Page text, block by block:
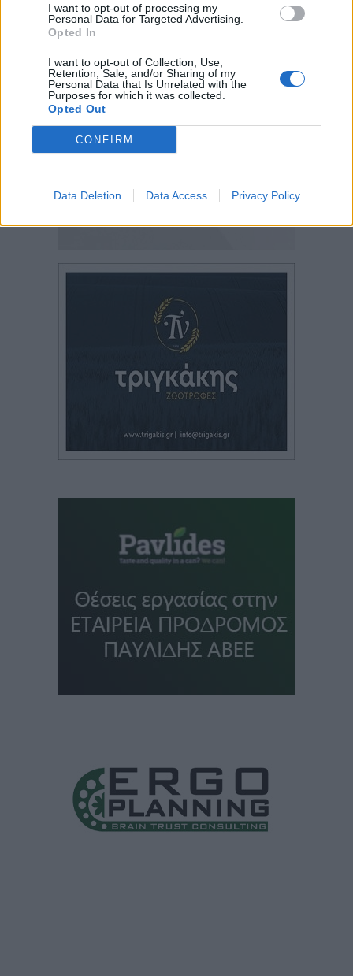
I want to opt-out of processing my
Personal Data for Targeted Advertising.
Opted In
I want to opt-out of Collection, Use,
Retention, Sale, and/or Sharing of my
Personal Data that Is Unrelated with the
Purposes for which it was collected.
Opted Out
CONFIRM
Data Deletion Data Access Privacy Policy